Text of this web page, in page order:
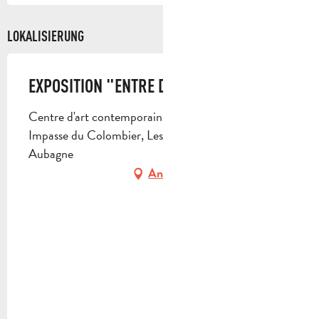
LOKALISIERUNG
EXPOSITION "ENTRE DEUX MONDES"
Centre d'art contemporain Les Pénitents Noirs,
Impasse du Colombier, Les Aires St Michel, 13400
Aubagne
Anfahrt